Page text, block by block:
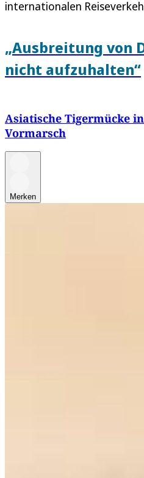
internationalen
„Ausbreitung von
nicht aufzuhalten“
Asiatische Tigermücke
Vormarsch
Merken